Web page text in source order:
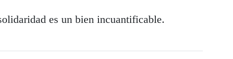
es un bien incuantificable.